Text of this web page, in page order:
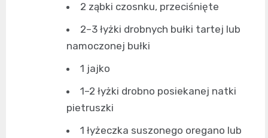
2 ząbki czosnku, przeciśnięte
2–3 łyżki drobnych bułki tartej lub
namoczonej bułki
1 jajko
1–2 łyżki drobno posiekanej natki
pietruszki
1 łyżeczka suszonego oregano lub